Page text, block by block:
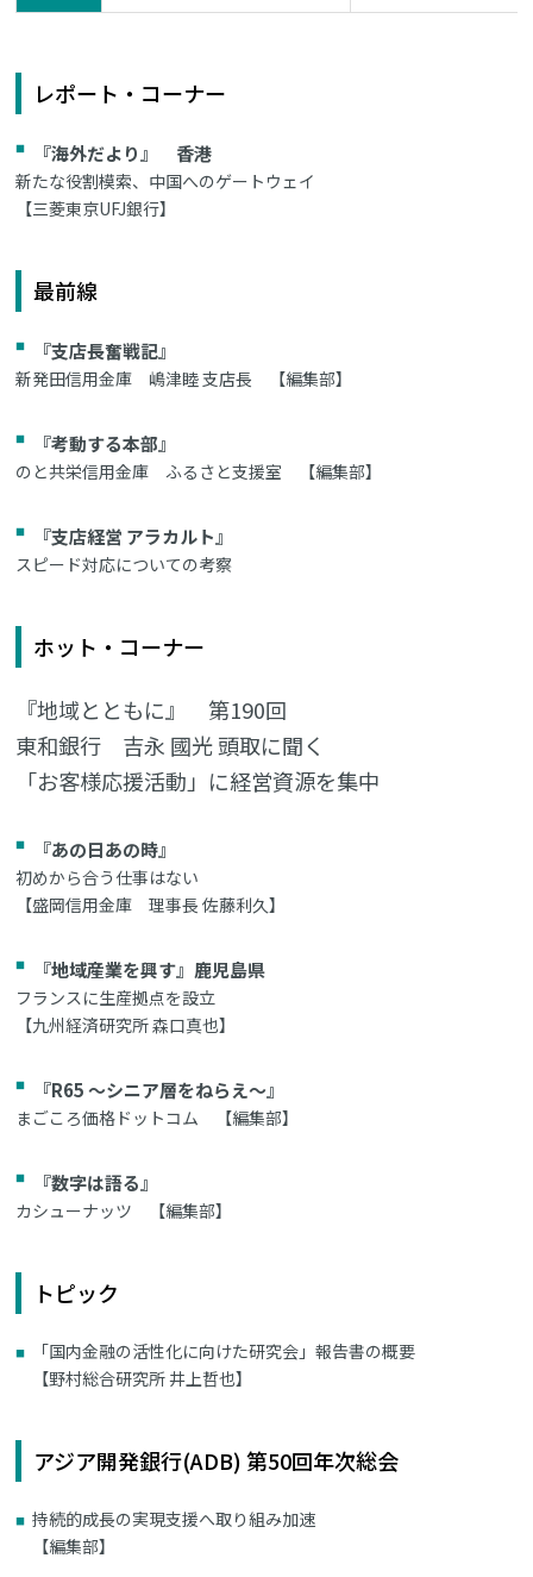
レポート・コーナー
『海外だより』 香港
新たな役割模索、中国へのゲートウェイ
【三菱東京UFJ銀行】
最前線
『支店長奮戦記』
新発田信用金庫 嶋津睦 支店長 【編集部】
『考動する本部』
のと共栄信用金庫 ふるさと支援室 【編集部】
『支店経営 アラカルト』
スピード対応についての考察
ホット・コーナー
『地域とともに』 第190回
東和銀行 吉永 國光 頭取に聞く
「お客様応援活動」に経営資源を集中
『あの日あの時』
初めから合う仕事はない
【盛岡信用金庫 理事長 佐藤利久】
『地域産業を興す』鹿児島県
フランスに生産拠点を設立
【九州経済研究所 森口真也】
『R65 ～シニア層をねらえ～』
まごころ価格ドットコム 【編集部】
『数字は語る』
カシューナッツ 【編集部】
トピック
「国内金融の活性化に向けた研究会」報告書の概要
【野村総合研究所 井上哲也】
アジア開発銀行(ADB) 第50回年次総会
持続的成長の実現支援へ取り組み加速
【編集部】